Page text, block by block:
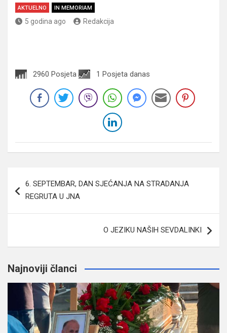
AKTUELNO IN MEMORIAM
5 godina ago Redakcija
2960 Posjeta 1 Posjeta danas
članaka
6. SEPTEMBAR, DAN SJEĆANJA NA STRADANJA
REGRUTA U JNA
O JEZIKU NAŠIH SEVDALINKI
Najnoviji članci